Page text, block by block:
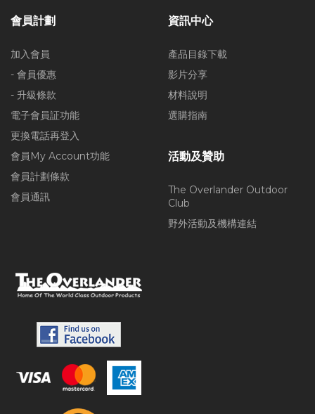
會員計劃
加入會員
- 會員優惠
- 升級條款
電子會員証功能
更換電話再登入
會員My Account功能
會員計劃條款
會員通訊
資訊中心
產品目錄下載
影片分享
材料說明
選購指南
活動及贊助
The Overlander Outdoor
Club
野外活動及機構連結